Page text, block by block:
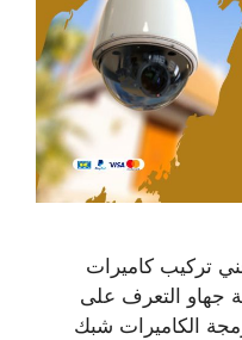
تركيب كاميرات
جهاو التعرف على
الكاميرات شبك